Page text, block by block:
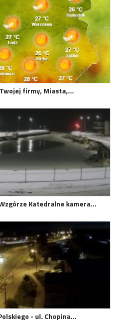
Twojej firmy, Miasta,…
Katedralne kamera…
- ul. Chopina…